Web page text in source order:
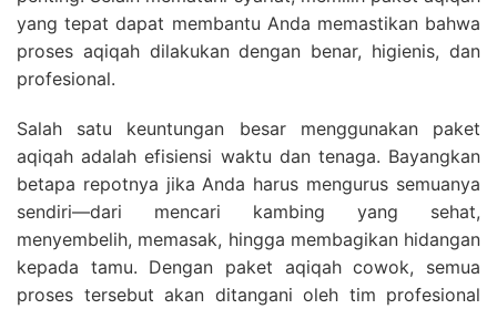
yang tepat dapat membantu Anda memastikan bahwa
proses aqiqah dilakukan dengan benar, higienis, dan
profesional.
Salah satu keuntungan besar menggunakan paket
aqiqah adalah efisiensi waktu dan tenaga. Bayangkan
betapa repotnya jika Anda harus mengurus semuanya
sendiri—dari mencari kambing yang sehat,
menyembelih, memasak, hingga membagikan hidangan
kepada tamu. Dengan paket aqiqah cowok, semua
proses tersebut akan ditangani oleh tim profesional